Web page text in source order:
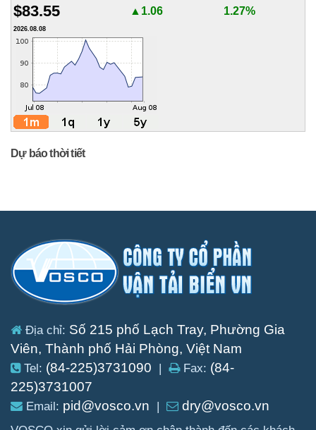
$83.55 ▲1.06 1.27%
2026.08.08
Dự báo thời tiết
Địa chỉ: Số 215 phố Lạch Tray, Phường Gia
Viên, Thành phố Hải Phòng, Việt Nam
Tel: (84-225)3731090 | Fax: (84-
225)3731007
Email: pid@vosco.vn | dry@vosco.vn